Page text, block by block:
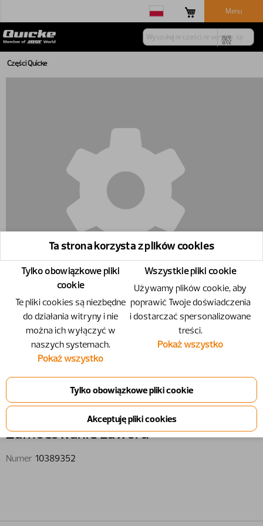
Menu
Części Quicke
10389352 - Zamocowanie zaworu
Zamocowanie zaworu
Numer 10389352
Ta strona korzysta z plików cookies
Tylko obowiązkowe pliki
cookie
Te pliki cookies są niezbędne
do działania witryny i nie
można ich wyłączyć w
naszych systemach.
Pokaż wszystko
Wszystkie pliki cookie
Używamy plików cookie, aby
poprawić Twoje doświadczenia
i dostarczać spersonalizowane
treści.
Pokaż wszystko